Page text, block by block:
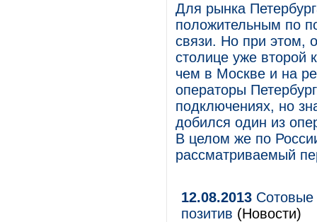
Для рынка
положительным по
связи. Но при этом,
столице уже второй
чем в Москве и на
операторы
подключениях, но
добился один из
В целом же по
рассматриваемый
12.08.2013 Сотовые
позитив (Новости)